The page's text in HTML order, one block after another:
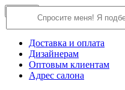
О компании
Доставка и оплата
Дизайнерам
Оптовым клиентам
Адрес салона